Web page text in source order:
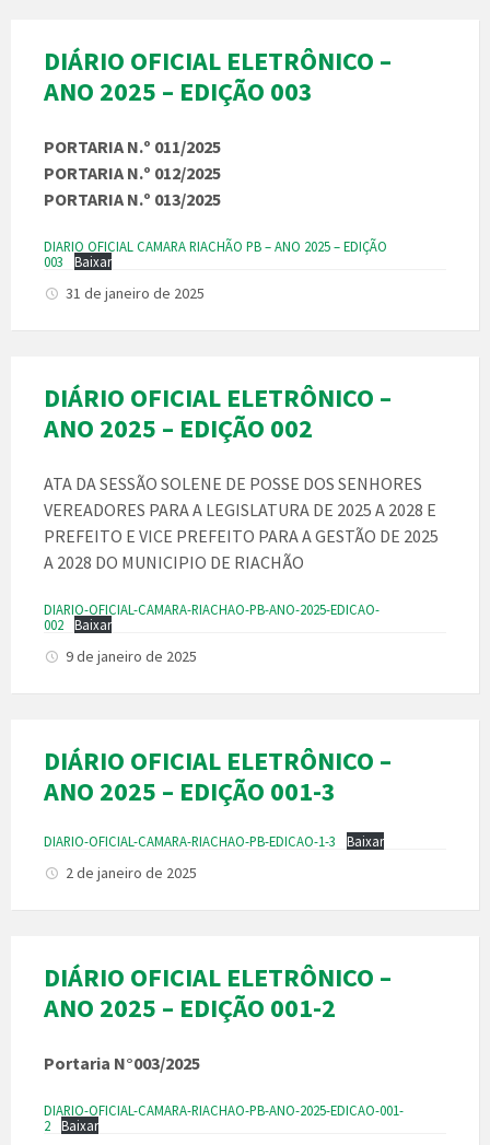
DIÁRIO OFICIAL ELETRÔNICO –
ANO 2025 – EDIÇÃO 003
PORTARIA N.º 011/2025
PORTARIA N.º 012/2025
PORTARIA N.º 013/2025
DIARIO OFICIAL CAMARA RIACHÃO PB – ANO 2025 – EDIÇÃO
003
Baixar
31 de janeiro de 2025
DIÁRIO OFICIAL ELETRÔNICO –
ANO 2025 – EDIÇÃO 002
ATA DA SESSÃO SOLENE DE POSSE DOS SENHORES
VEREADORES PARA A LEGISLATURA DE 2025 A 2028 E
PREFEITO E VICE PREFEITO PARA A GESTÃO DE 2025
A 2028 DO MUNICIPIO DE RIACHÃO
DIARIO-OFICIAL-CAMARA-RIACHAO-PB-ANO-2025-EDICAO-
002
Baixar
9 de janeiro de 2025
DIÁRIO OFICIAL ELETRÔNICO –
ANO 2025 – EDIÇÃO 001-3
DIARIO-OFICIAL-CAMARA-RIACHAO-PB-EDICAO-1-3 Baixar
2 de janeiro de 2025
DIÁRIO OFICIAL ELETRÔNICO –
ANO 2025 – EDIÇÃO 001-2
Portaria N°003/2025
DIARIO-OFICIAL-CAMARA-RIACHAO-PB-ANO-2025-EDICAO-001-
2
Baixar